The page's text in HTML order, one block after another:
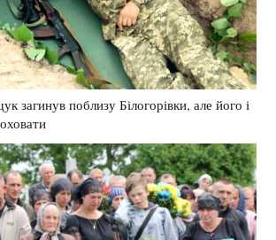
загинув поблизу Білогорівки, але його і